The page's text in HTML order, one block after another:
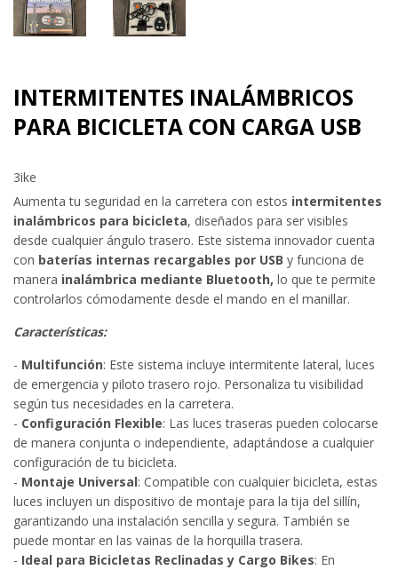
INTERMITENTES INALÁMBRICOS
PARA BICICLETA CON CARGA USB
3ike
Aumenta tu seguridad en la carretera con estos intermitentes
inalámbricos para bicicleta, diseñados para ser visibles
desde cualquier ángulo trasero. Este sistema innovador cuenta
con baterías internas recargables por USB y funciona de
manera inalámbrica mediante Bluetooth, lo que te permite
controlarlos cómodamente desde el mando en el manillar.
Características:
- Multifunción: Este sistema incluye intermitente lateral, luces
de emergencia y piloto trasero rojo. Personaliza tu visibilidad
según tus necesidades en la carretera.
- Configuración Flexible: Las luces traseras pueden colocarse
de manera conjunta o independiente, adaptándose a cualquier
configuración de tu bicicleta.
- Montaje Universal: Compatible con cualquier bicicleta, estas
luces incluyen un dispositivo de montaje para la tija del sillín,
garantizando una instalación sencilla y segura. También se
puede montar en las vainas de la horquilla trasera.
- Ideal para Bicicletas Reclinadas y Cargo Bikes: En